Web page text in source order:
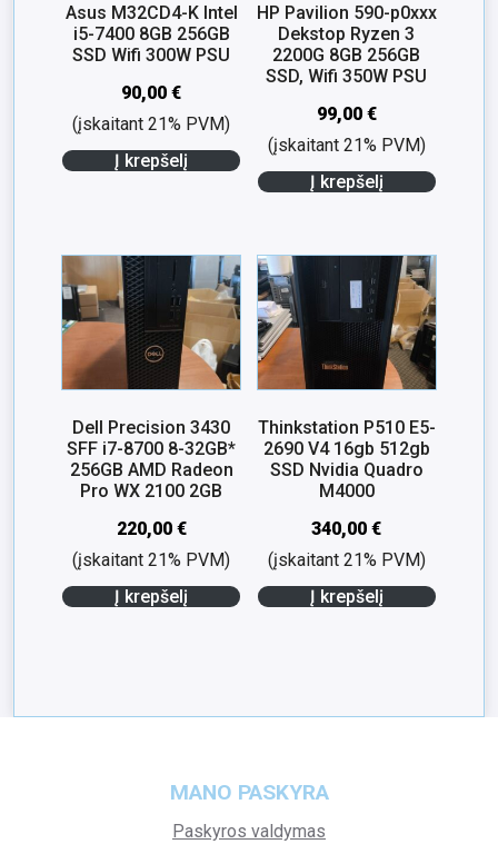
Asus M32CD4-K Intel
i5-7400 8GB 256GB
SSD Wifi 300W PSU
90,00€
(įskaitant 21% PVM)
Į krepšelį
HP Pavilion 590-p0xxx
Dekstop Ryzen 3
2200G 8GB 256GB
SSD, Wifi 350W PSU
99,00 €
(įskaitant 21% PVM)
Į krepšelį
Dell Precision 3430
SFF i7-8700 8-32GB*
256GB AMD Radeon
Pro WX 2100 2GB
220,00 €
(įskaitant 21% PVM)
Į krepšelį
Thinkstation P510 E5-
2690 V4 16gb 512gb
SSD Nvidia Quadro
M4000
340,00€
(įskaitant 21% PVM)
Į krepšelį
MANO PASKYRA
Paskyros valdymas